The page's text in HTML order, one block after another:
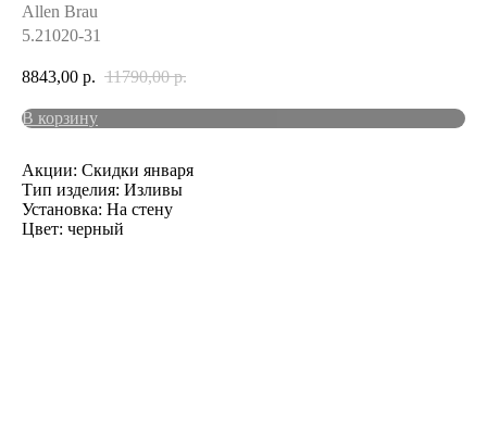
Allen Brau
5.21020-31
8843,00 р. 11790,00 р.
В корзину
Акции: Скидки января
Тип изделия: Изливы
Установка: На стену
Цвет: черный